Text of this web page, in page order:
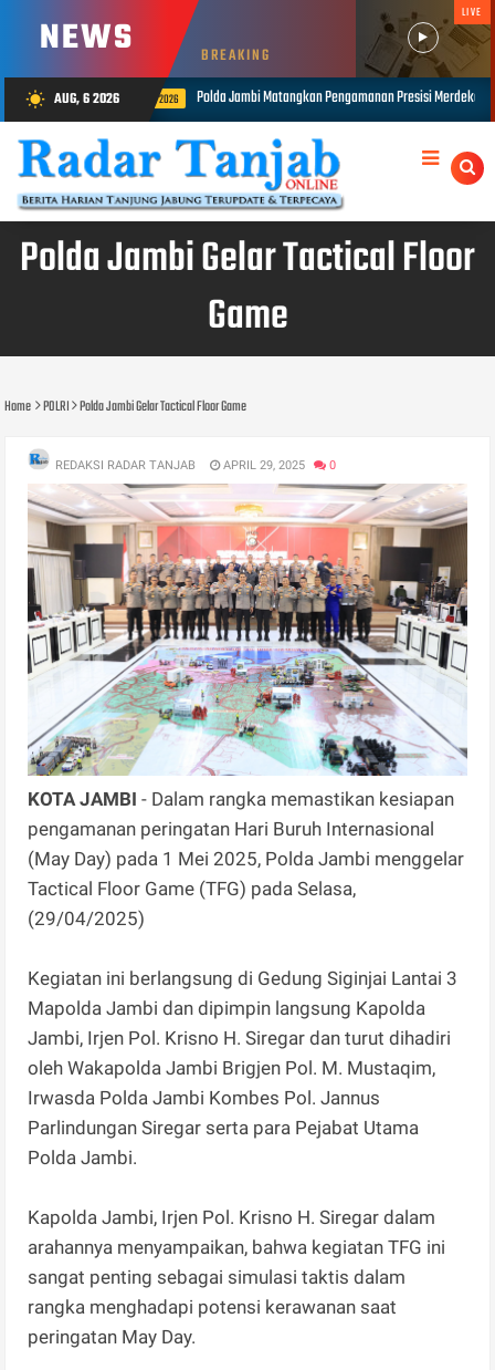
NEWS BREAKING
LIVE
wb_sunny AUG, 6 2026
Pengamanan Presisi Merdeka Run 2026 Melalui Tactical Floor Game AUG 06, 2026
Polda Jambi Gelar Tactical Floor
Game
Home POLRI Polda Jambi Gelar Tactical Floor Game
REDAKSI RADAR TANJAB APRIL 29, 2025 0
KOTA JAMBI - Dalam rangka memastikan kesiapan
pengamanan peringatan Hari Buruh Internasional
(May Day) pada 1 Mei 2025, Polda Jambi menggelar
Tactical Floor Game (TFG) pada Selasa,
(29/04/2025)
Kegiatan ini berlangsung di Gedung Siginjai Lantai 3
Mapolda Jambi dan dipimpin langsung Kapolda
Jambi, Irjen Pol. Krisno H. Siregar dan turut dihadiri
oleh Wakapolda Jambi Brigjen Pol. M. Mustaqim,
Irwasda Polda Jambi Kombes Pol. Jannus
Parlindungan Siregar serta para Pejabat Utama
Polda Jambi.
Kapolda Jambi, Irjen Pol. Krisno H. Siregar dalam
arahannya menyampaikan, bahwa kegiatan TFG ini
sangat penting sebagai simulasi taktis dalam
rangka menghadapi potensi kerawanan saat
peringatan May Day.